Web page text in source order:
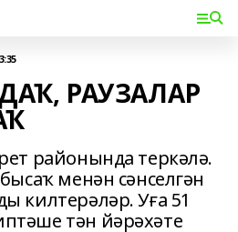
РАУЗАЛАР
районында теркәлә.
менән сәнселгән
килтерәләр. Уға 51
тән йәрәхәте